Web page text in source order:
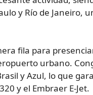
y Río de Janeiro,
fila para
urbano.
y Azul, lo que
y el Embraer E-Jet.